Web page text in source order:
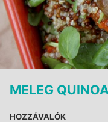
MELEG
HOZZÁVALÓK